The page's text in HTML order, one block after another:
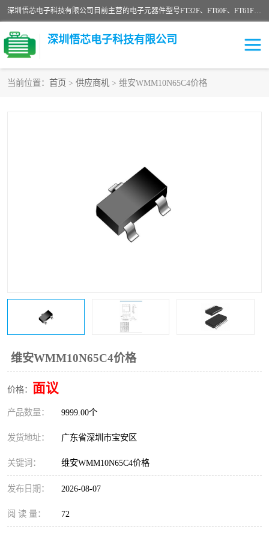
深圳悟芯电子科技有限公司目前主营的电子元器件型号FT32F、FT60F、FT61F、FT62F、FT64F、FT61FC、MCU EEPROM MOS LDO 稳压管 触摸IC DC-DC AC-DC 协议IC等，广泛应用于LED射灯、LED日光灯、等诸多领域。
深圳悟芯电子科技有限公司
当前位置： 首页 > 供应商机 > 维安WMM10N65C4价格
维安WMM10N65C4价格
价格： 面议
产品数量： 9999.00个
发货地址： 广东省深圳市宝安区
关键词： 维安WMM10N65C4价格
发布日期： 2026-08-07
阅 读 量： 72
FT61F
FT61F022
FT61F021